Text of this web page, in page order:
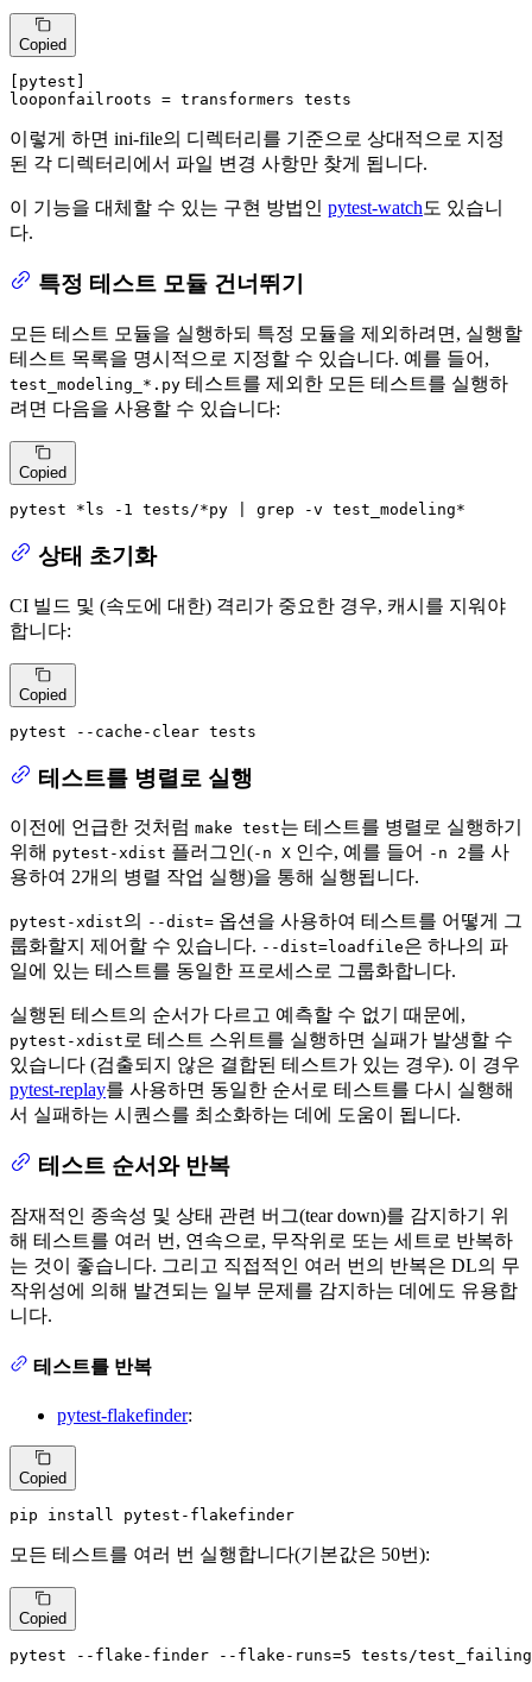
Copied
[pytest]
looponfailroots = transformers tests
이렇게 하면 ini-file의 디렉터리를 기준으로 상대적으로 지정
된 각 디렉터리에서 파일 변경 사항만 찾게 됩니다.
이 기능을 대체할 수 있는 구현 방법인 pytest-watch도 있습니
다.
특정 테스트 모듈 건너뛰기
모든 테스트 모듈을 실행하되 특정 모듈을 제외하려면, 실행할
테스트 목록을 명시적으로 지정할 수 있습니다. 예를 들어,
test_modeling_*.py 테스트를 제외한 모든 테스트를 실행하
려면 다음을 사용할 수 있습니다:
Copied
pytest * ls -1 tests/*py | grep -v test_modeling*
상태 초기화
CI 빌드 및 (속도에 대한) 격리가 중요한 경우, 캐시를 지워야
합니다:
Copied
pytest --cache-clear tests
테스트를 병렬로 실행
이전에 언급한 것처럼 make test는 테스트를 병렬로 실행하기
위해 pytest-xdist 플러그인(-n X 인수, 예를 들어 -n 2를 사
용하여 2개의 병렬 작업 실행)을 통해 실행됩니다.
pytest-xdist의 --dist= 옵션을 사용하여 테스트를 어떻게 그
룹화할지 제어할 수 있습니다. --dist=loadfile은 하나의 파
일에 있는 테스트를 동일한 프로세스로 그룹화합니다.
실행된 테스트의 순서가 다르고 예측할 수 없기 때문에,
pytest-xdist 로 테스트 스위트를 실행하면 실패가 발생할 수
있습니다 (검출되지 않은 결합된 테스트가 있는 경우). 이 경우
pytest-replay를 사용하면 동일한 순서로 테스트를 다시 실행해
서 실패하는 시퀀스를 최소화하는 데에 도움이 됩니다.
테스트 순서와 반복
잠재적인 종속성 및 상태 관련 버그(tear down)를 감지하기 위
해 테스트를 여러 번, 연속으로, 무작위로 또는 세트로 반복하
는 것이 좋습니다. 그리고 직접적인 여러 번의 반복은 DL의 무
작위성에 의해 발견되는 일부 문제를 감지하는 데에도 유용합
니다.
테스트를 반복
pytest-flakefinder:
Copied
pip install pytest-flakefinder
모든 테스트를 여러 번 실행합니다(기본값은 50번):
Copied
pytest --flake-finder --flake-runs=5 tests/